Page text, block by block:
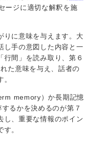
ージに適切な解釈を施
に意味を与えます。大
し手の意図した内容と一
行間」を読み取り、第６
た意味を与え、話者の
memory）か長期記憶
るかを決めるのが第７
し、重要な情報のポイン
。